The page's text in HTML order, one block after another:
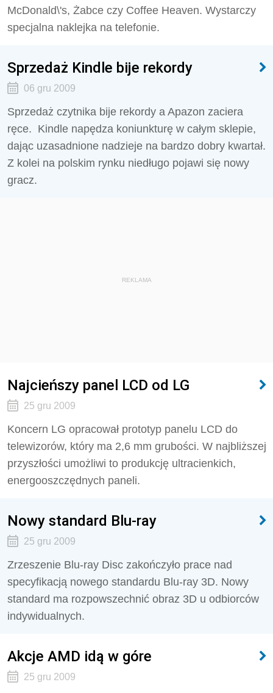
McDonald\'s, Żabce czy Coffee Heaven. Wystarczy
specjalna naklejka na telefonie.
Sprzedaż Kindle bije rekordy
06 gru 2009
Sprzedaż czytnika bije rekordy a Apazon zaciera
ręce. Kindle napędza koniunkturę w całym sklepie,
dając uzasadnione nadzieje na bardzo dobry kwartał.
Z kolei na polskim rynku niedługo pojawi się nowy
gracz.
REKLAMA
Najcieńszy panel LCD od LG
25 gru 2009
Koncern LG opracował prototyp panelu LCD do
telewizorów, który ma 2,6 mm grubości. W najbliższej
przyszłości umożliwi to produkcję ultracienkich,
energooszczędnych paneli.
Nowy standard Blu-ray
25 gru 2009
Zrzeszenie Blu-ray Disc zakończyło prace nad
specyfikacją nowego standardu Blu-ray 3D. Nowy
standard ma rozpowszechnić obraz 3D u odbiorców
indywidualnych.
Akcje AMD idą w góre
25 gru 2009